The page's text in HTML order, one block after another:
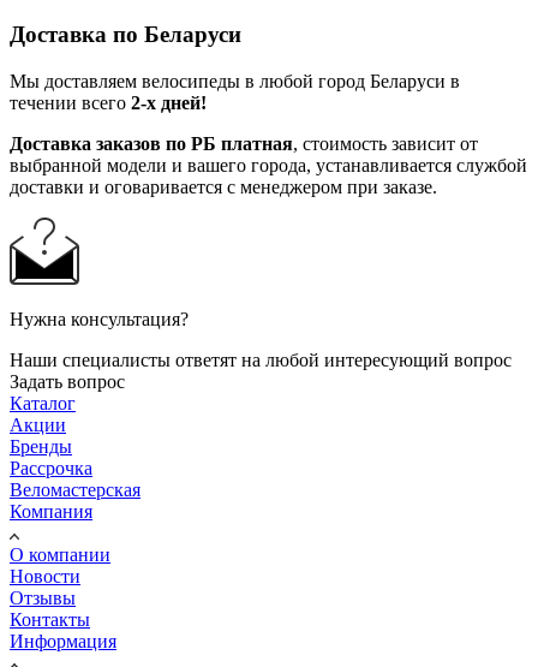
Доставка по Беларуси
Мы доставляем велосипеды в любой город Беларуси в
течении всего 2-х дней!
Доставка заказов по РБ платная, стоимость зависит от
выбранной модели и вашего города, устанавливается службой
доставки и оговаривается с менеджером при заказе.
Нужна консультация?
Наши специалисты ответят на любой интересующий вопрос
Задать вопрос
Каталог
Акции
Бренды
Рассрочка
Веломастерская
Компания
О компании
Новости
Отзывы
Контакты
Информация